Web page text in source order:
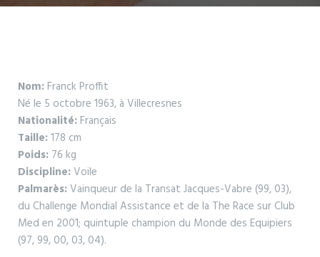
Nom: Franck Proffit
Né le 5 octobre 1963, à Villecresnes
Nationalité: Français
Taille:178 cm
Poids: 76 kg
Discipline:Voile
Palmarès:Vainqueur de la Transat Jacques-Vabre (99, 03),
du Challenge Mondial Assistance et de la The Race sur Club
Med en 2001; quintuple champion du Monde des Equipiers
(97, 99, 00, 03, 04).